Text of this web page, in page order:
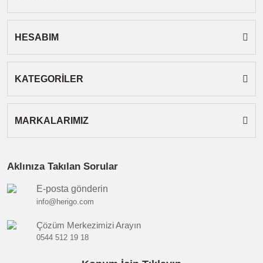
Gönder
HESABIM
KATEGORİLER
MARKALARIMIZ
Aklınıza Takılan Sorular
E-posta gönderin
info@herigo.com
Çözüm Merkezimizi Arayın
0544 512 19 18